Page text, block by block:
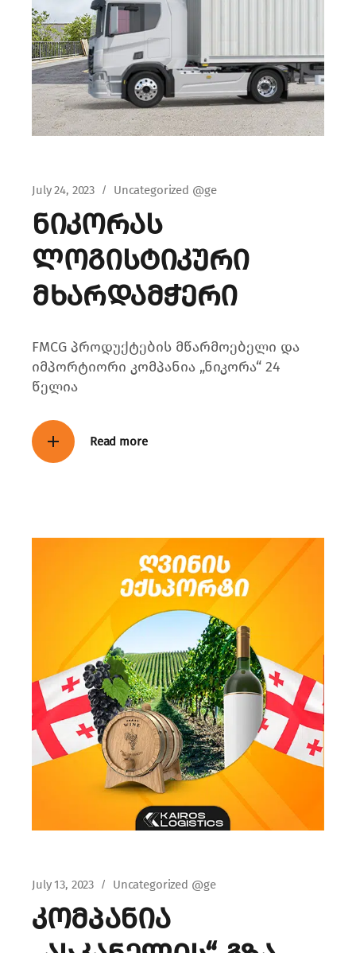
July 24, 2023 Uncategorized @ge
ნიკორას
ლოგისტიკური
მხარდამჭერი
FMCG პროდუქტების მწარმოებელი და
იმპორტიორი კომპანია „ნიკორა“ 24
წელია
Read more
July 13, 2023 Uncategorized @ge
კომპანია